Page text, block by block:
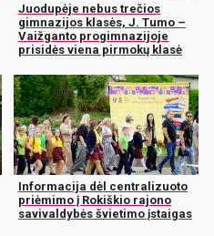
Juodupėje nebus trečios
gimnazijos klasės, J. Tumo –
Vaižganto progimnazijoje
prisidės viena pirmokų klasė
Informacija dėl centralizuoto
priėmimo į Rokiškio rajono
savivaldybės švietimo įstaigas